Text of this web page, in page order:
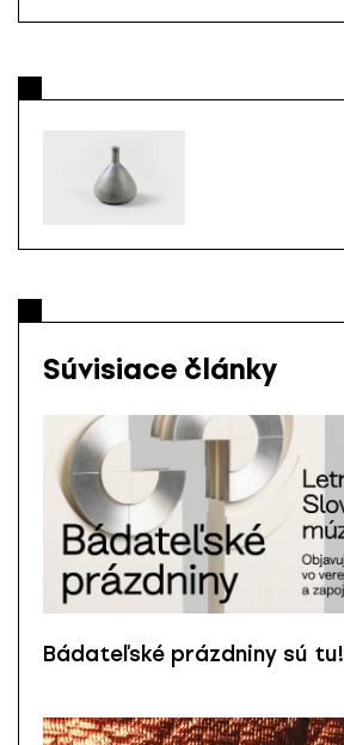
Súvisiace články
Bádateľské prázdniny sú tu!